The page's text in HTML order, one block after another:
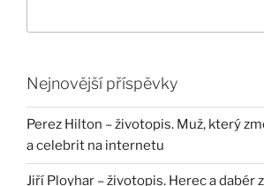
Nejnovější příspěvky
Perez Hilton – životopis. Muž, který
a celebrit na internetu
Jiří Ployhar – životopis. Herec a dabér